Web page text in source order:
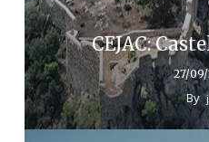
CEJAC:
27/
By